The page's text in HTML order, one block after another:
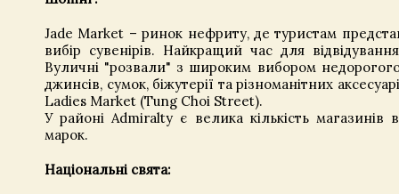
Jade Market – ринок нефриту, де туристам
вибір сувенірів. Найкращий час для
Вуличні "розвали" з широким вибором
джинсів, сумок, біжутерії та різноманітних
Ladies Market (Tung Choi Street).
У районі Admiralty є велика кількість магазинів
марок.
Національні свята: